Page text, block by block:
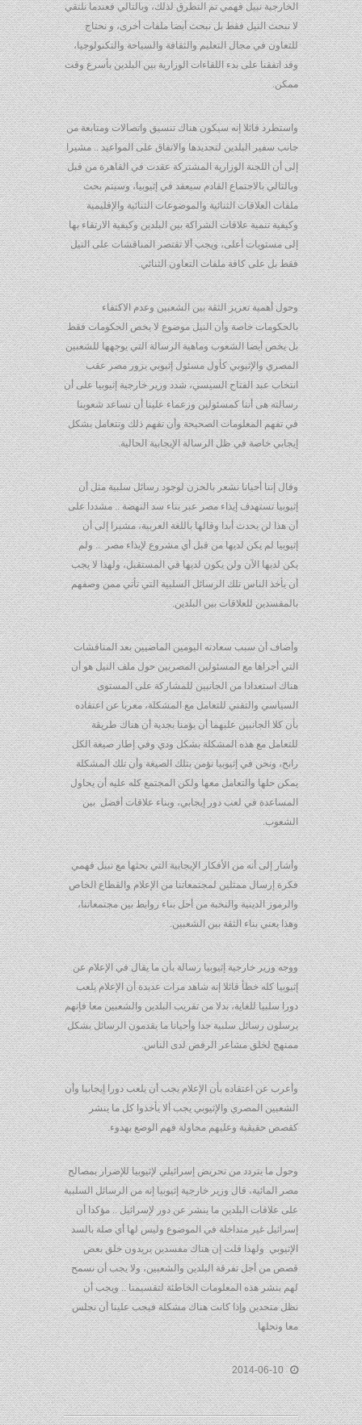
الخارجية نبيل فهمي تم التطرق لذلك، وبالتالي فعندما نلتقي
لا نبحث النيل فقط بل نبحث أيضا ملفات أخرى، و نحتاج
للتعاون في مجال التعليم والثقافة والسياحة والتكنولوجيا،
وقد اتفقنا على بدء اللقاءات الوزارية بين البلدين بأسرع وقت
ممكن.
واستطرد قائلا إنه سيكون هناك تنسيق واتصالات ومتابعة من
جانب سفير البلدين لتحديدها والاتفاق على المواعيد .. مشيرا
إلى أن اللجنة الوزارية المشتركة عقدت في القاهرة من قبل
وبالتالي بالاجتماع القادم سيعقد في إثيوبيا، وسيتم بحث
ملفات العلاقات الثنائية والموضوعات الثنائية والإقليمية
وكيفية تنمية علاقات الشراكة بين البلدين وكيفية الارتقاء بها
إلى مستويات أعلى، ويجب ألا تقتصر المناقشات على النيل
فقط بل على كافة ملفات التعاون الثنائي.
وحول أهمية تعزيز الثقة بين الشعبين وعدم الاكتفاء
بالحكومات خاصة وأن النيل موضوع لا يخص الحكومات فقط
بل يخص أيضا الشعوب وماهية الرسالة التي يوجهها للشعبين
المصري والإثيوبي كأول مسئول إثيوبي يزور مصر عقب
انتخاب عبد الفتاح السيسي، شدد وزير خارجية إثيوبيا على أن
رسالته هى أننا كمسئولين وزعماء علينا أن نساعد شعوبنا
في تفهم المعلومات الصحيحة وأن تفهم ذلك وتتعامل بشكل
إيجابي خاصة في ظل الرسالة الإيجابية الحالية.
وقال إننا أحيانا نشعر بالحزن لوجود رسائل سلبية مثل أن
إثيوبيا تستهدف إيذاء مصر عبر بناء سد النهضة .. مشددا على
أن هذا لن يحدث أبدا وقالها باللغة العربية، مشيرا إلى أن
إثيوبيا لم يكن لديها من قبل أي مشروع لإيذاء مصر .. ولم
يكن لديها الآن ولن يكون لديها في المستقبل، ولهذا لا يجب
أن يأخذ الناس تلك الرسائل السلبية التي تأتي ممن وصفهم
بالمفسدين للعلاقات بين البلدين.
وأضاف أن سبب سعادته اليومين الماضيين بعد المناقشات
التي أجراها مع المسئولين المصريين حول ملف النيل هو أن
هناك استعدادا من الجانبين للمشاركة على المستوى
السياسي والتقني للتعامل مع المشكلة، معربا عن اعتقاده
بأن كلا الجانبين عليهما أن يؤمنا بجدية أن هناك طريقة
للتعامل مع هذه المشكلة بشكل ودي وفي إطار صيغة الكل
رابح، ونحن في إثيوبيا نؤمن بتلك الصيغة وأن تلك المشكلة
يمكن حلها والتعامل معها ولكن المجتمع كله عليه أن يحاول
المساعدة في لعب دور إيجابي، وبناء علاقات أفضل بين
الشعوب.
وأشار إلى أنه من الأفكار الإيجابية التي بحثها مع نبيل فهمي
فكرة إرسال ممثلين لمجتمعاتنا من الإعلام والقطاع الخاص
والرموز الدينية والنخبة من أحل بناء روابط بين مجتمعاتنا،
وهذا يعني بناء الثقة بين الشعبين.
ووجه وزير خارجية إثيوبيا رسالة بأن ما يقال في الإعلام عن
إثيوبيا كله خطأ قائلا إنه شاهد مرات عديدة أن الإعلام يلعب
دورا سلبيا للغاية، بدلا من تقريب البلدين والشعبين معا فإنهم
يرسلون رسائل سلبية جدا وأحيانا ما يقدمون الرسائل بشكل
ممنهج لخلق مشاعر الرفض لدى الناس.
وأعرب عن اعتقاده بأن الإعلام يجب أن يلعب دورا إيجابيا وأن
الشعبين المصري والإثيوبي يجب ألا يأخذوا كل ما ينشر
كقصص حقيقية وعليهم محاولة فهم الوضع بهدوء.
وحول ما يتردد من تحريض إسرائيلي لإثيوبيا للإضرار بمصالح
مصر المائية، قال وزير خارجية إثيوبيا إنه من الرسائل السلبية
على علاقات البلدين ما ينشر عن دور لإسرائيل .. مؤكدا أن
إسرائيل غير متداخلة في الموضوع وليس لها أي صلة بالسد
الإثيوبي ولهذا قلت إن هناك مفسدين يريدون خلق بعض
قصص من أجل تفرقة البلدين والشعبين، ولا يجب أن نسمح
لهم بنشر هذه المعلومات الخاطئة لتقسيمنا .. ويجب أن
نظل متحدين وإذا كانت هناك مشكلة فيجب علينا أن نجلس
معا ونحلها.
2014-06-10